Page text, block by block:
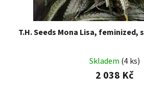
T.H. Seeds Mona Lisa, feminized,
Skladem (4 ks)
2 038 Kč